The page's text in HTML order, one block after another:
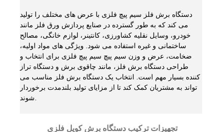
دستگاه برش فلز سیم پیچ فلزی با عرض های مختلف را تولید
می کند که به طور گسترده در صنایع پردازش ورق فلز مانند
خودرو، وسایل نقلیه کشاورزی، کانتینر، لوازم خانگی، مصالح
ساختمانی و غیره استفاده می شود. ویژگی های مواد اولیه،
ضخامت، عرض و وزن سیم پیچ سیم پیچ فلزی برای انتخاب و
طراحی دستگاه برش فلز، مانند چاقوی برش و دستگاه تراز
کننده بسیار مهم است. انتخاب یک دستگاه برش فلز مناسب می
تواند به مشتریان کمک کند تا از مزایای تولید بلندمدت برخوردار
تجهیزات ترکیب دستگاه برش کویل فلزی